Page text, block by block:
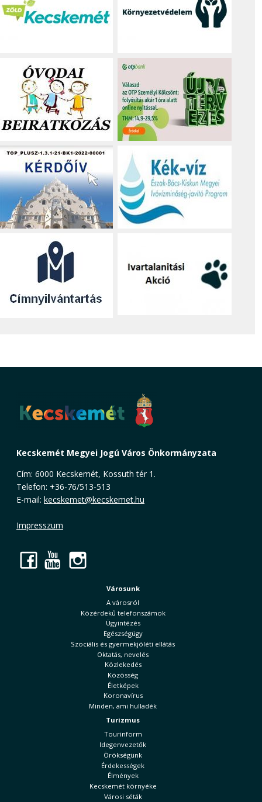
Kecskemét Megyei Jogú Város Önkormányzata
Cím: 6000 Kecskemét, Kossuth tér 1.
Telefon: +36-76/513-513
E-mail: kecskemet@kecskemet.hu
Impresszum
Facebook
YouTube
Városunk
A városról
Közérdekű telefonszámok
Ügyintézés
Egészségügy
Szociális és gyermekjóléti ellátás
Oktatás, nevelés
Közlekedés
Közösség
Életképek
Koronavírus
Minden, ami hulladék
Turizmus
Tourinform
Idegenvezetők
Örökségünk
Érdekességek
Élmények
Kecskemét környéke
Városi séták